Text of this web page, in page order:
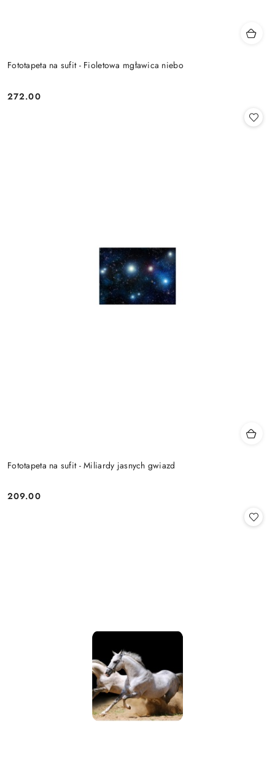
Fototapeta na sufit - Fioletowa mgławica niebo
Cena:
272.00
Fototapeta na sufit - Miliardy jasnych gwiazd
Cena:
209.00